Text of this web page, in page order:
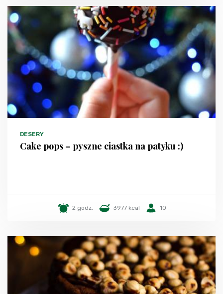
DESERY
Cake pops – pyszne ciastka na patyku :)
2 godz. 3977 kcal 10